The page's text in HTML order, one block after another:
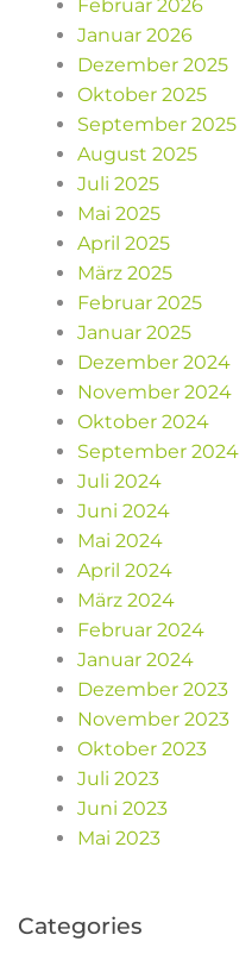
Februar 2026
Januar 2026
Dezember 2025
Oktober 2025
September 2025
August 2025
Juli 2025
Mai 2025
April 2025
März 2025
Februar 2025
Januar 2025
Dezember 2024
November 2024
Oktober 2024
September 2024
Juli 2024
Juni 2024
Mai 2024
April 2024
März 2024
Februar 2024
Januar 2024
Dezember 2023
November 2023
Oktober 2023
Juli 2023
Juni 2023
Mai 2023
Categories